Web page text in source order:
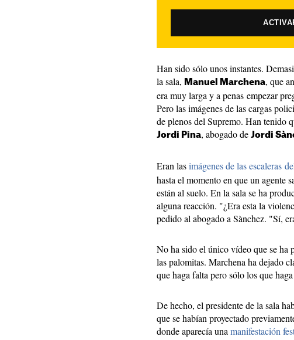
Han sido sólo unos instantes.
la sala, Manuel Marchena, que
era muy larga y a penas empezar
Pero las imágenes de las cargas
de plenos del Supremo. Han tenido
Jordi Pina, abogado de Jordi
Eran lasimágenes de las escaleras
hasta el momento en que un agente
están al suelo. En la sala se ha
alguna reacción. "¿Era esta la
pedido al abogado a Sànchez. "Sí,
No ha sido el único vídeo que se ha
las palomitas. Marchena ha dejado
que haga falta pero sólo los que
De hecho, el presidente de la sala
que se habían proyectado
donde aparecía una manifestación